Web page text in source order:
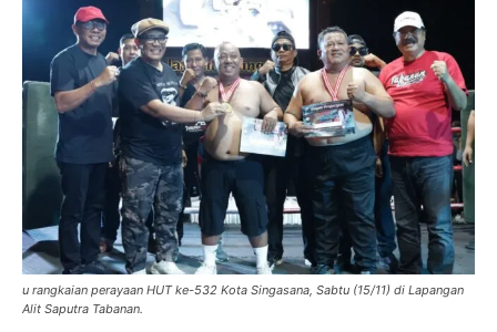
u rangkaian perayaan HUT ke-532 Kota Singasana, Sabtu (15/11) di Lapangan
Alit Saputra Tabanan.